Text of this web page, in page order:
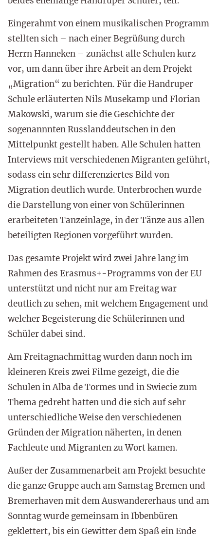
Eingerahmt von einem musikalischen Programm
stellten sich – nach einer Begrüßung durch
Herrn Hanneken – zunächst alle Schulen kurz
vor, um dann über ihre Arbeit an dem Projekt
„Migration“ zu berichten. Für die Handruper
Schule erläuterten Nils Musekamp und Florian
Makowski, warum sie die Geschichte der
sogenannnten Russlanddeutschen in den
Mittelpunkt gestellt haben. Alle Schulen hatten
Interviews mit verschiedenen Migranten geführt,
sodass ein sehr differenziertes Bild von
Migration deutlich wurde. Unterbrochen wurde
die Darstellung von einer von Schülerinnen
erarbeiteten Tanzeinlage, in der Tänze aus allen
beteiligten Regionen vorgeführt wurden.
Das gesamte Projekt wird zwei Jahre lang im
Rahmen des Erasmus+-Programms von der EU
unterstützt und nicht nur am Freitag war
deutlich zu sehen, mit welchem Engagement und
welcher Begeisterung die Schülerinnen und
Schüler dabei sind.
Am Freitagnachmittag wurden dann noch im
kleineren Kreis zwei Filme gezeigt, die die
Schulen in Alba de Tormes und in Swiecie zum
Thema gedreht hatten und die sich auf sehr
unterschiedliche Weise den verschiedenen
Gründen der Migration näherten, in denen
Fachleute und Migranten zu Wort kamen.
Außer der Zusammenarbeit am Projekt besuchte
die ganze Gruppe auch am Samstag Bremen und
Bremerhaven mit dem Auswandererhaus und am
Sonntag wurde gemeinsam in Ibbenbüren
geklettert, bis ein Gewitter dem Spaß ein Ende